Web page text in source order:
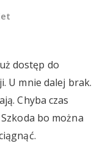
dostęp do
U mnie dalej brak.
Chyba czas
bo można